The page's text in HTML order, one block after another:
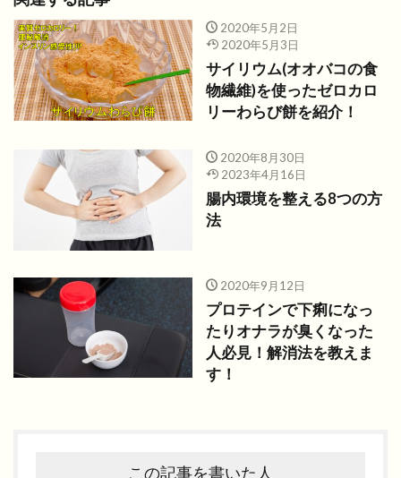
2020年5月2日
2020年5月3日
サイリウム(オオバコの食
物繊維)を使ったゼロカロ
リーわらび餅を紹介！
2020年8月30日
2023年4月16日
腸内環境を整える8つの方
法
2020年9月12日
プロテインで下痢になっ
たりオナラが臭くなった
人必見！解消法を教えま
す！
この記事を書いた人